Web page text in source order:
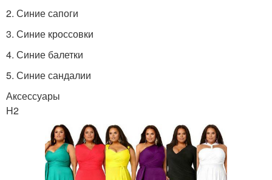
2. Синие сапоги
3. Синие кроссовки
4. Синие балетки
5. Синие сандалии
Аксессуары
H2